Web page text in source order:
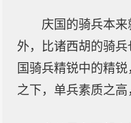
庆国的骑兵本
外，比诸西胡的骑
国骑兵精锐中的精
之下，单兵素质之高